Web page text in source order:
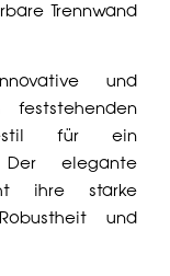
Trennwand
und
feststehenden
für ein
Der elegante
ihre starke
und